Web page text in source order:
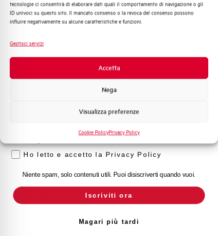
tecnologie ci consentirà di elaborare dati quali il comportamento di navigazione o gli
ID univoci su questo sito. Il mancato consenso o la revoca del consenso possono
influire negativamente su alcune caratteristiche e funzioni.
Gestisci servizi
Accetta
Nega
Visualizza preferenze
Cookie PolicyPrivacy Policy
Range di corrente
da 0,12A a 850A (in base al modello)
di impiego
modelli)
Protezione termica da sovraccarico e
mancanza di fase
avviamento pesante
Distribuzione di Energia
Automazione Industriale
Sistema Quadri
Promozioni e offerte
Formazione tecnica
Voglio ricevere aggiornamenti, novità di
Ho letto e accetto la Privacy Policy
Niente spam, solo contenuti utili. Puoi disiscriverti quando vuoi.
Iscriviti ora
Magari più tardi